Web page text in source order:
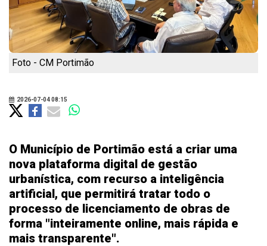
Foto - CM Portimão
2026-07-04 08:15
O Município de Portimão está a criar uma
nova plataforma digital de gestão
urbanística, com recurso a inteligência
artificial, que permitirá tratar todo o
processo de licenciamento de obras de
forma "inteiramente online, mais rápida e
mais transparente".